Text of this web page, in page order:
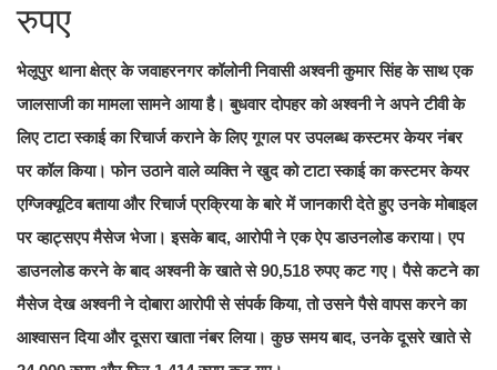
रुपए
भेलूपुर थाना क्षेत्र के जवाहरनगर कॉलोनी निवासी अश्वनी कुमार सिंह के साथ एक
जालसाजी का मामला सामने आया है। बुधवार दोपहर को अश्वनी ने अपने टीवी के
लिए टाटा स्काई का रिचार्ज कराने के लिए गूगल पर उपलब्ध कस्टमर केयर नंबर
पर कॉल किया। फोन उठाने वाले व्यक्ति ने खुद को टाटा स्काई का कस्टमर केयर
एग्जिक्यूटिव बताया और रिचार्ज प्रक्रिया के बारे में जानकारी देते हुए उनके मोबाइल
पर व्हाट्सएप मैसेज भेजा। इसके बाद, आरोपी ने एक ऐप डाउनलोड कराया। एप
डाउनलोड करने के बाद अश्वनी के खाते से 90,518 रुपए कट गए। पैसे कटने का
मैसेज देख अश्वनी ने दोबारा आरोपी से संपर्क किया, तो उसने पैसे वापस करने का
आश्वासन दिया और दूसरा खाता नंबर लिया। कुछ समय बाद, उनके दूसरे खाते से